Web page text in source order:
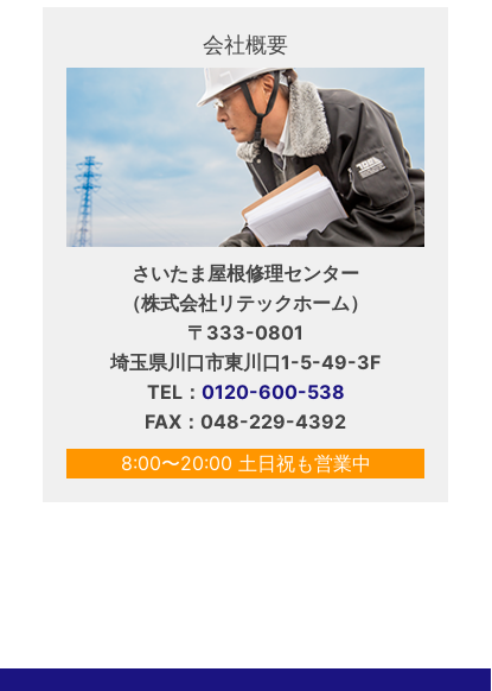
会社概要
さいたま屋根修理センター
（株式会社リテックホーム）
〒333-0801
埼玉県川口市東川口1-5-49-3F
TEL： 0120-600-538
FAX：048-229-4392
8:00〜20:00 土日祝も営業中